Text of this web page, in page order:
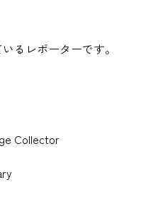
るレポーターです。
Collector